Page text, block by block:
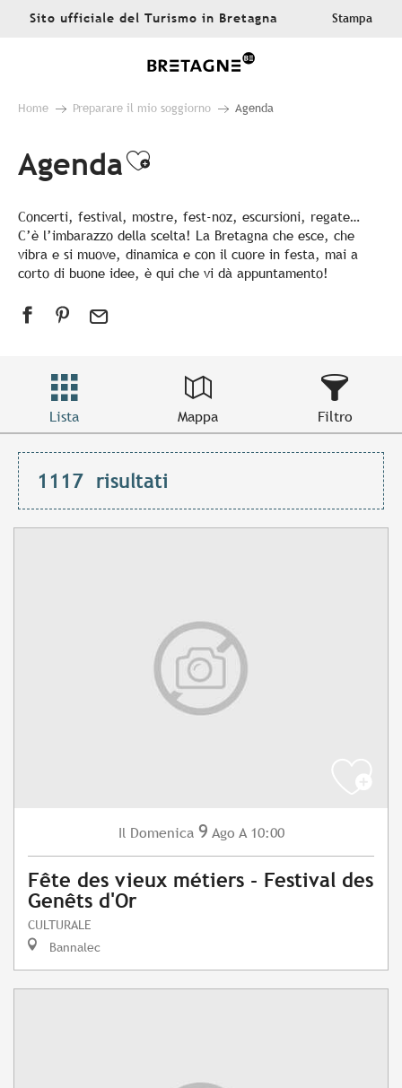
AllerSito ufficiale del Turismo in Bretagna Stampa
Home Preparare il mio soggiorno Agenda
AgendaAjouter aux favoris
Concerti, festival, mostre, fest-noz, escursioni, regate…
C’è l’imbarazzo della scelta! La Bretagna che esce, che
vibra e si muove, dinamica e con il cuore in festa, mai a
corto di buone idee, è qui che vi dà appuntamento!
Lista Mappa Filtro
1117 risultati
Il Domenica 9 Ago A 10:00
Fête des vieux métiers - Festival des
Genêts d'Or
CULTURALE
Bannalec